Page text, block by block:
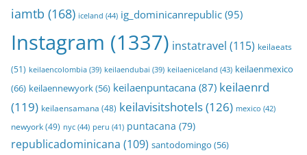
iamtb (168) iceland (44) ig_dominicanrepublic (95)
Instagram (1337) instatravel (115) keilaeats
(51) keilaencolombia (39) keilaendubai (39) keilaeniceland (43) keilaenmexico
(66) keilaennewyork(56) keilaenpuntacana (87) keilaenrd
(119) keilaensamana (48) keilavisitshotels(126) mexico (42)
newyork(49) nyc (44) peru (41) puntacana (79)
republicadominicana (109) santodomingo (56)